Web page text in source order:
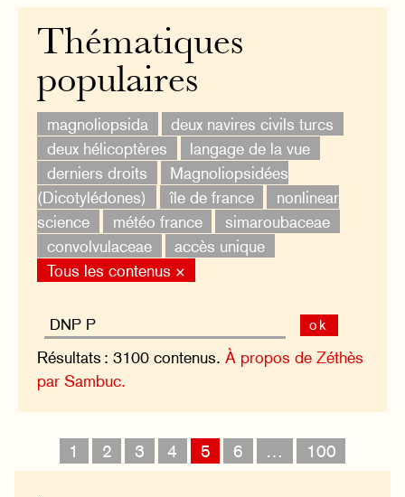
Thématiques
populaires
magnoliopsida
deux navires civils turcs
deux hélicoptères
langage de la vue
derniers droits
Magnoliopsidées
(Dicotylédones)
île de france
nonlinear
science
météo france
simaroubaceae
convolvulaceae
accès unique
Tous les contenus ×
ok
Résultats : 3100 contenus.À propos de Zéthès
par Sambuc.
1 2 3 4 5 6 … 100